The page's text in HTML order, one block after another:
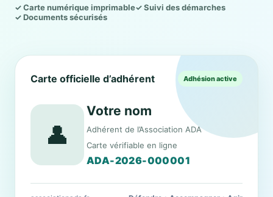
✓ Carte numérique imprimable✓ Suivi des démarches
✓ Documents sécurisés
Carte officielle d’adhérent Adhésion active
👤
Votre nom
Adhérent de l’Association ADA
Carte vérifiable en ligne
ADA-2026-000001